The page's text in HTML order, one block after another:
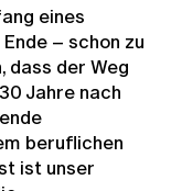
eines
– schon zu
dass der Weg
Jahre nach
beruflichen
ist unser